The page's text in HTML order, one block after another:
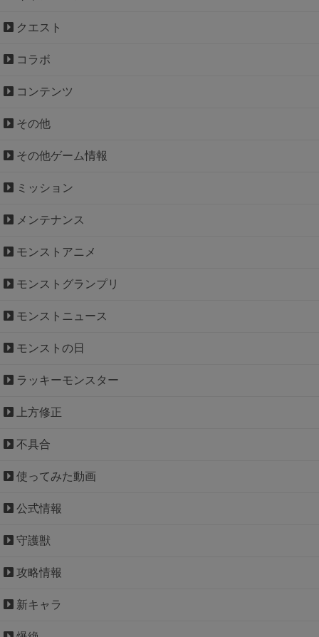
クエスト
コラボ
コンテンツ
その他
その他ゲーム情報
ミッション
メンテナンス
モンストアニメ
モンストグランプリ
モンストニュース
モンストの日
ラッキーモンスター
上方修正
不具合
使ってみた動画
公式情報
守護獣
攻略情報
新キャラ